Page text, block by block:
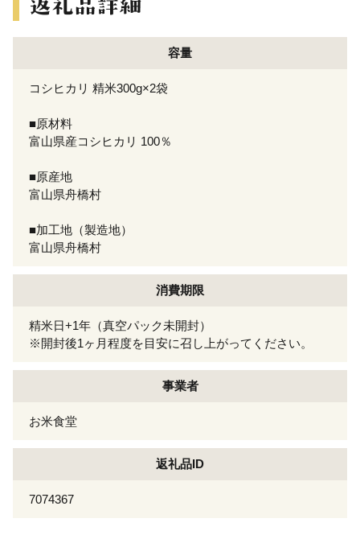
容量
コシヒカリ 精米300g×2袋
■原材料
富山県産コシヒカリ 100％
■原産地
富山県舟橋村
■加工地（製造地）
富山県舟橋村
消費期限
精米日+1年（真空パック未開封）
※開封後1ヶ月程度を目安に召し上がってください。
事業者
お米食堂
返礼品ID
7074367